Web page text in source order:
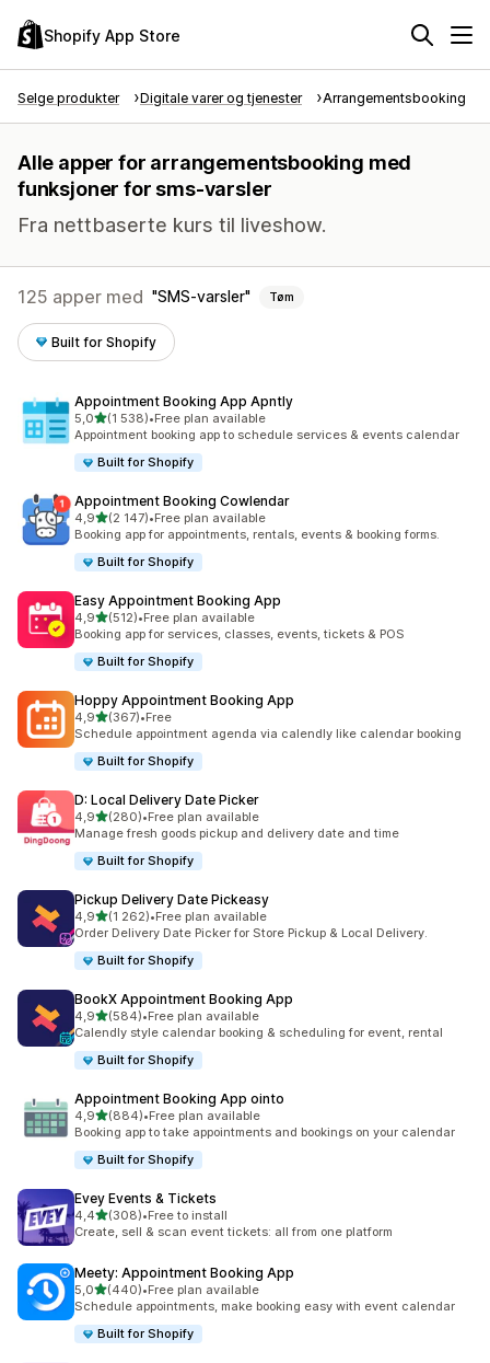
Shopify App Store
Selge produkter Digitale varer og tjenester Arrangementsbooking
Alle apper for arrangementsbooking med
funksjoner for sms-varsler
Fra nettbaserte kurs til liveshow.
125 apper med SMS-varsler Tøm
Built for Shopify
Appointment Booking App Apntly
5,0av 5 stjerner
(1 538)
Totalt 1538 omtaler
•Free plan available
Appointment booking app to schedule services & events calendar
Built for Shopify
Appointment Booking Cowlendar
4,9av 5 stjerner
(2 147)
Totalt 2147 omtaler
•Free plan available
Booking app for appointments, rentals, events & booking forms.
Built for Shopify
Easy Appointment Booking App
4,9av 5 stjerner
(512)
Totalt 512 omtaler
•Free plan available
Booking app for services, classes, events, tickets & POS
Built for Shopify
Hoppy Appointment Booking App
4,9av 5 stjerner
(367)
Totalt 367 omtaler
•Free
Schedule appointment agenda via calendly like calendar booking
Built for Shopify
D: Local Delivery Date Picker
4,9av 5 stjerner
(280)
Totalt 280 omtaler
•Free plan available
Manage fresh goods pickup and delivery date and time
Built for Shopify
Pickup Delivery Date Pickeasy
4,9av 5 stjerner
(1 262)
Totalt 1262 omtaler
•Free plan available
Order Delivery Date Picker for Store Pickup & Local Delivery.
Built for Shopify
BookX Appointment Booking App
4,9av 5 stjerner
(584)
Totalt 584 omtaler
•Free plan available
Calendly style calendar booking & scheduling for event, rental
Built for Shopify
Appointment Booking App ointo
4,9av 5 stjerner
(884)
Totalt 884 omtaler
•Free plan available
Booking app to take appointments and bookings on your calendar
Built for Shopify
Evey Events & Tickets
4,4av 5 stjerner
(308)
Totalt 308 omtaler
•Free to install
Create, sell & scan event tickets: all from one platform
Meety: Appointment Booking App
5,0av 5 stjerner
(440)
Totalt 440 omtaler
•Free plan available
Schedule appointments, make booking easy with event calendar
Built for Shopify